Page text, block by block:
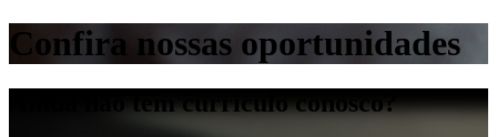
Confira nossas oportunidades
Ainda não tem currículo conosco?